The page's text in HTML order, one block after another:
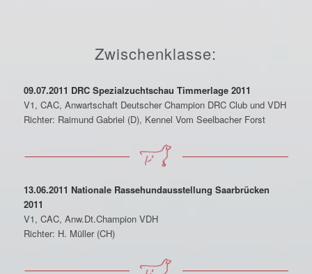
Zwischenklasse:
09.07.2011 DRC Spezialzuchtschau Timmerlage 2011
V1, CAC, Anwartschaft Deutscher Champion DRC Club und VDH
Richter: Raimund Gabriel (D), Kennel Vom Seelbacher Forst
13.06.2011 Nationale Rassehundausstellung Saarbrücken
2011
V1, CAC, Anw.Dt.Champion VDH
Richter: H. Müller (CH)